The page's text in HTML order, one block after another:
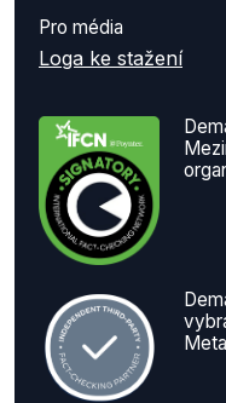
Pro média
Loga ke stažení
Meta